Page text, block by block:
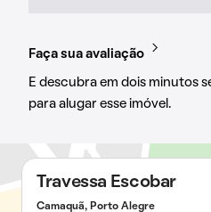
Faça sua avaliação
E descubra em dois minutos
para alugar esse imóvel.
Travessa Escobar
Camaquã, Porto Alegre